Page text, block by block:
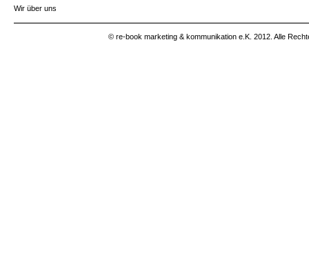
Wir über uns
© re-book marketing & kommunikation e.K. 2012. Alle